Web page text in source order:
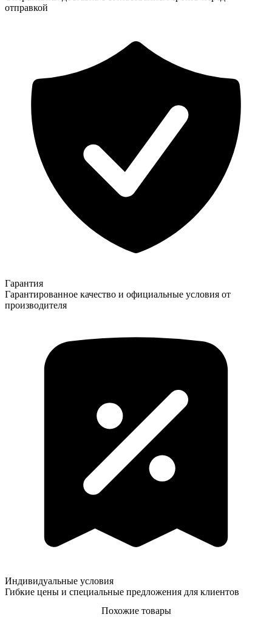
отправкой
Гарантия
Гарантированное качество и официальные условия от
производителя
Индивидуальные условия
Гибкие цены и специальные предложения для клиентов
Похожие товары